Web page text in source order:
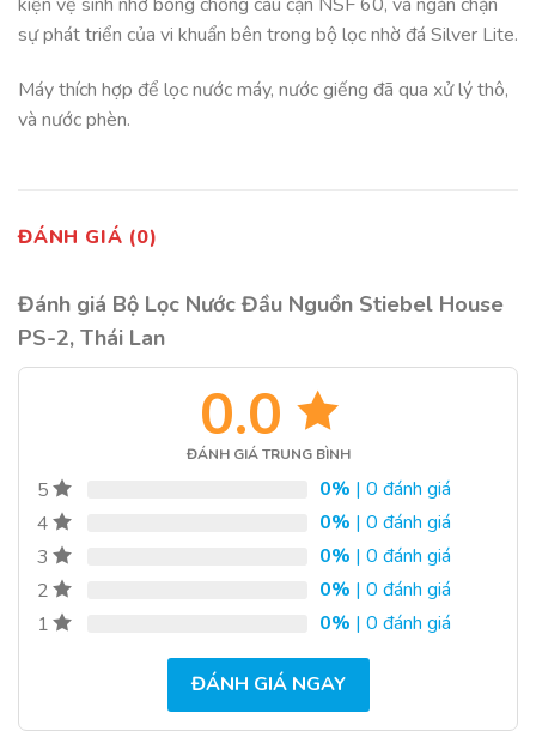
sự phát triển của vi khuẩn bên trong bộ lọc nhờ đá Silver Lite.
Máy thích hợp để lọc nước máy, nước giếng đã qua xử lý thô,
và nước phèn.
ĐÁNH GIÁ (0)
Đánh giá Bộ Lọc Nước Đầu Nguồn Stiebel House
PS-2, Thái Lan
0.0
ĐÁNH GIÁ TRUNG BÌNH
5 0% | 0 đánh giá
4
0% | 0 đánh giá
3
0% | 0 đánh giá
2
0% | 0 đánh giá
1
0% | 0 đánh giá
ĐÁNH GIÁ NGAY